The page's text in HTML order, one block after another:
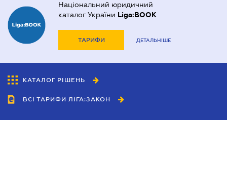
Національний юридичний
каталог України Liga:BOOK
ТАРИФИ ДЕТАЛЬНІШЕ
КАТАЛОГ РІШЕНЬ
ВСІ ТАРИФИ ЛІГА:ЗАКОН